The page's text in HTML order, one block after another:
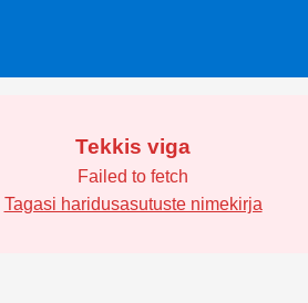
Tekkis viga
Failed to fetch
Tagasi haridusasutuste nimekirja